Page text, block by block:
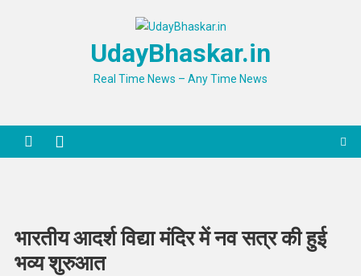
UdayBhaskar.in
Real Time News – Any Time News
भारतीय आदर्श विद्या मंदिर में नव सत्र की हुई
भव्य शुरुआत